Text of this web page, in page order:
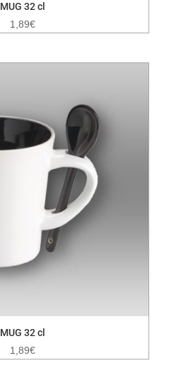
MUG 32 cl
1,89€
MUG 32 cl
1,89€